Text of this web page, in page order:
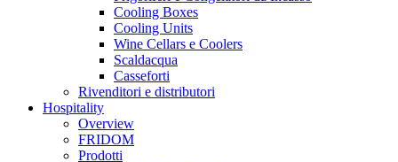
Cooling Boxes
Cooling Units
Wine Cellars e Coolers
Scaldacqua
Casseforti
Rivenditori e distributori
Hospitality
Overview
FRIDOM
Prodotti